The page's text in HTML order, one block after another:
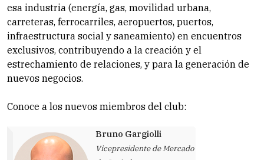
esa industria (energía, gas, movilidad urbana,
carreteras, ferrocarriles, aeropuertos, puertos,
infraestructura social y saneamiento) en encuentros
exclusivos, contribuyendo a la creación y el
estrechamiento de relaciones, y para la generación de
nuevos negocios.
Conoce a los nuevos miembros del club:
Bruno Gargiolli
Vicepresidente de Mercado